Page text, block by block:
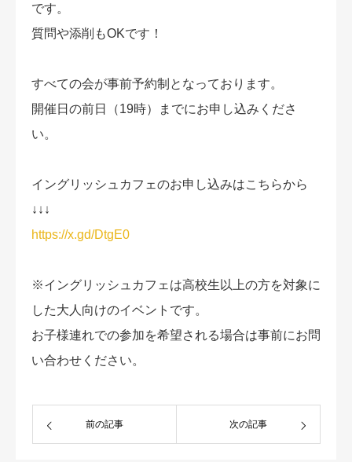
です。
質問や添削もOKです！
すべての会が事前予約制となっております。
開催日の前日（19時）までにお申し込みくださ
い。
イングリッシュカフェのお申し込みはこちらから
↓↓↓
https://x.gd/DtgE0
※イングリッシュカフェは高校生以上の方を対象に
した大人向けのイベントです。
お子様連れでの参加を希望される場合は事前にお問
い合わせください。
前の記事 次の記事